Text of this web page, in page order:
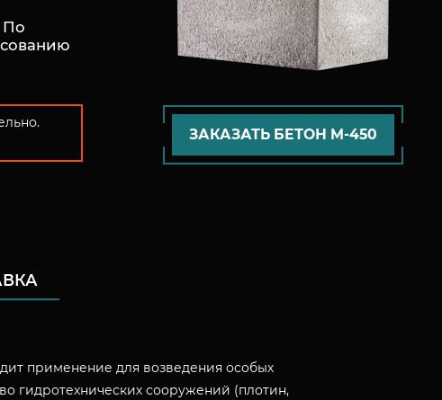
По
ЗАКАЗАТЬ БЕТОН M-450
применение для возведения особых
гидротехнических сооружений (плотин,